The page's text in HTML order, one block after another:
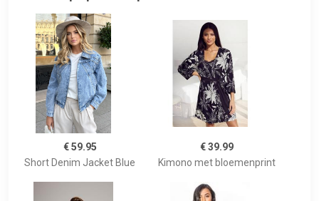
€ 59.95
Short Denim Jacket Blue
€ 39.99
Kimono met bloemenprint